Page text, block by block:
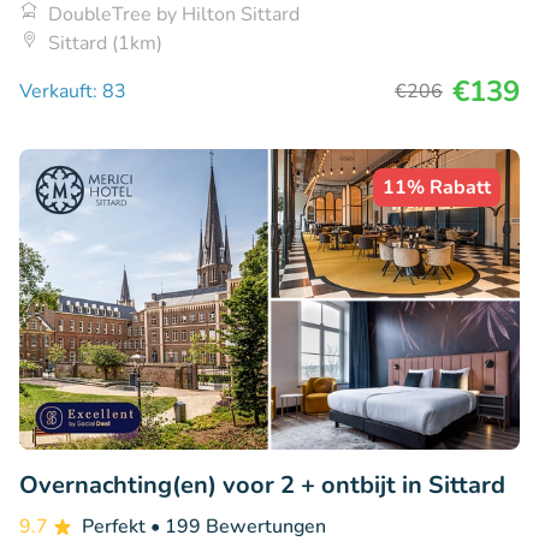
DoubleTree by Hilton Sittard
Sittard (1km)
Verkauft: 83
€206 €139
11% Rabatt
Overnachting(en) voor 2 + ontbijt in Sittard
9.7 Perfekt • 199 Bewertungen